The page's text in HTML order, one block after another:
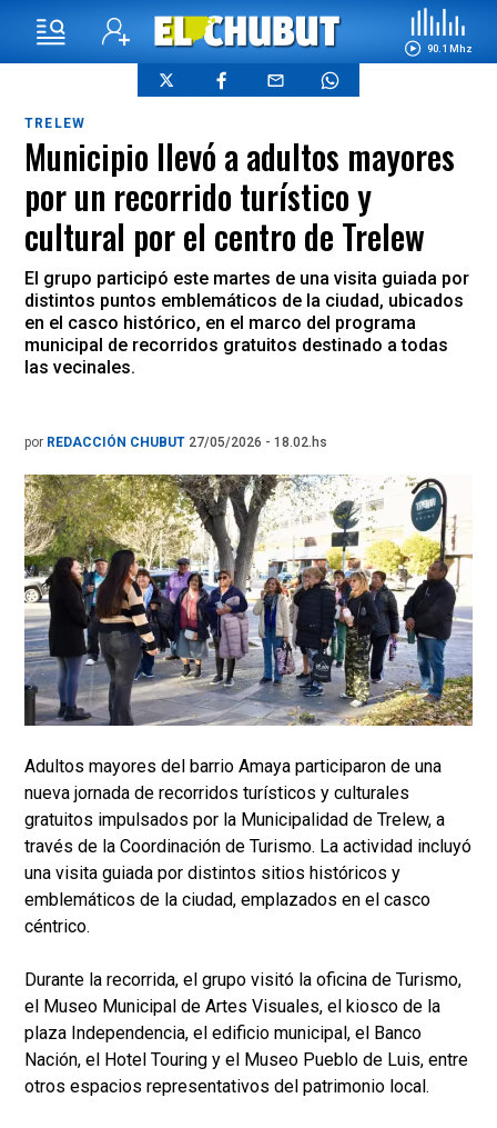
90.1 Mhz
TRELEW
Municipio llevó a adultos mayores
por un recorrido turístico y
cultural por el centro de Trelew
El grupo participó este martes de una visita guiada por
distintos puntos emblemáticos de la ciudad, ubicados
en el casco histórico, en el marco del programa
municipal de recorridos gratuitos destinado a todas
las vecinales.
por REDACCIÓN CHUBUT 27/05/2026 - 18.02.hs
Adultos mayores del barrio Amaya participaron de una
nueva jornada de recorridos turísticos y culturales
gratuitos impulsados por la Municipalidad de Trelew, a
través de la Coordinación de Turismo. La actividad incluyó
una visita guiada por distintos sitios históricos y
emblemáticos de la ciudad, emplazados en el casco
céntrico.
Durante la recorrida, el grupo visitó la oficina de Turismo,
el Museo Municipal de Artes Visuales, el kiosco de la
plaza Independencia, el edificio municipal, el Banco
Nación, el Hotel Touring y el Museo Pueblo de Luis, entre
otros espacios representativos del patrimonio local.